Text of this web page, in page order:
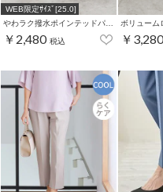
WEB限定ｻｲｽﾞ[25.0]
￥2,480 税込
ボリューム
￥